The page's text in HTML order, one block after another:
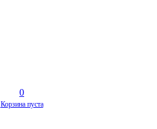
0
Корзина пуста